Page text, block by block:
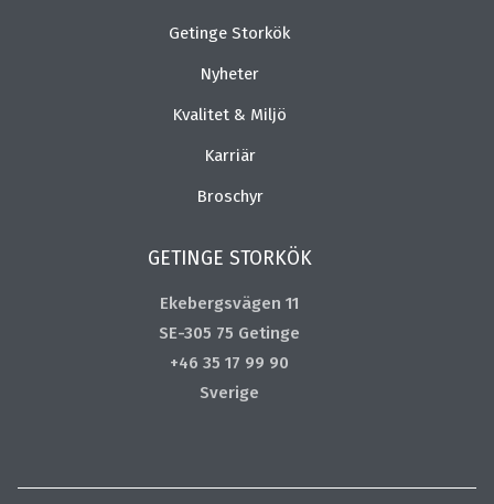
Getinge Storkök
Nyheter
Kvalitet & Miljö
Karriär
Broschyr
GETINGE STORKÖK
Ekebergsvägen 11
SE-305 75 Getinge
+46 35 17 99 90
Sverige